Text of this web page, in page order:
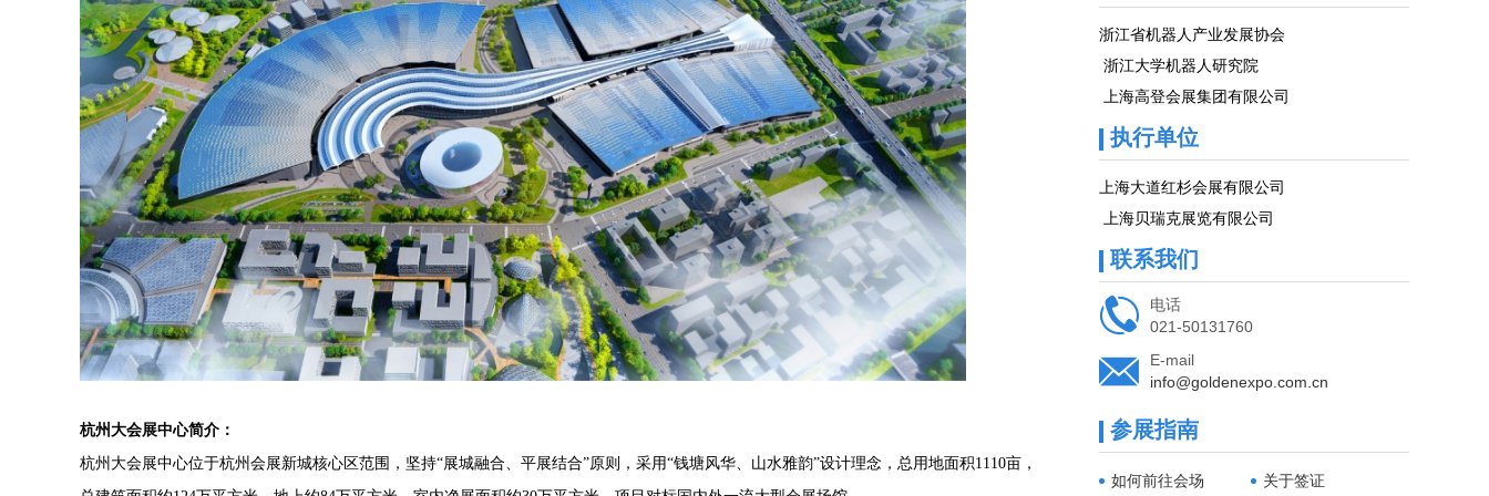
浙江省机器人产业发展协会
浙江大学机器人研究院
上海高登会展集团有限公司
执行单位
上海大道红杉会展有限公司
上海贝瑞克展览有限公司
联系我们

电话
021-50131760

E-mail
info@goldenexpo.com.cn
参展指南
如何前往会场 关于签证
杭州大会展中心简介：
杭州大会展中心位于杭州会展新城核心区范围，坚持“展城融合、平展结合”原则，采用“钱塘风华、山水雅韵”设计理念，总用地面积1110亩，